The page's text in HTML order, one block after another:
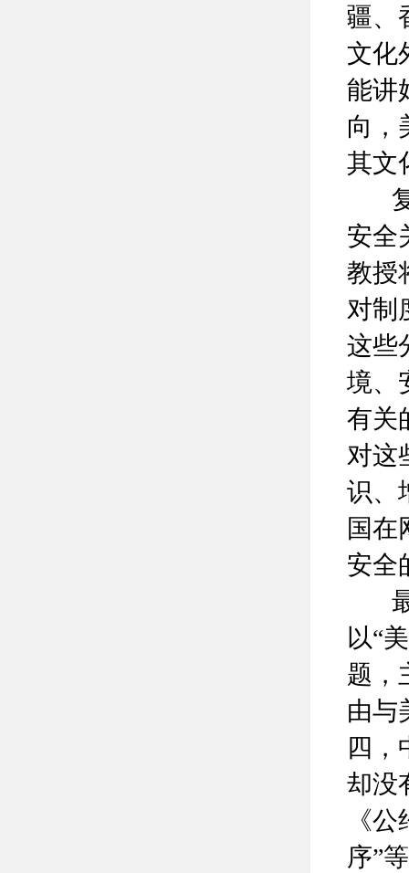
疆、
文化
能讲
向，
其文
复
安全
教授
对制
这些
境、
有关
对这
识、
国在
安全
最
以“
题，
由与
四，
却没
《
序”